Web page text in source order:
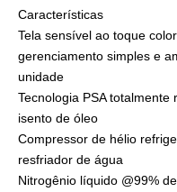
Características
Tela sensível ao toque
gerenciamento simples e
unidade
Tecnologia PSA
isento de óleo
Compressor de hélio
resfriador de água
Nitrogênio líquido @99%